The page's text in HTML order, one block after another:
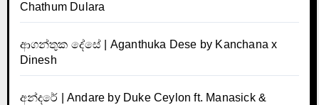
Chathum Dulara
ආගන්තුක දේසේ | Aganthuka Dese by Kanchana x
Dinesh
අන්දරේ | Andare by Duke Ceylon ft. Manasick &